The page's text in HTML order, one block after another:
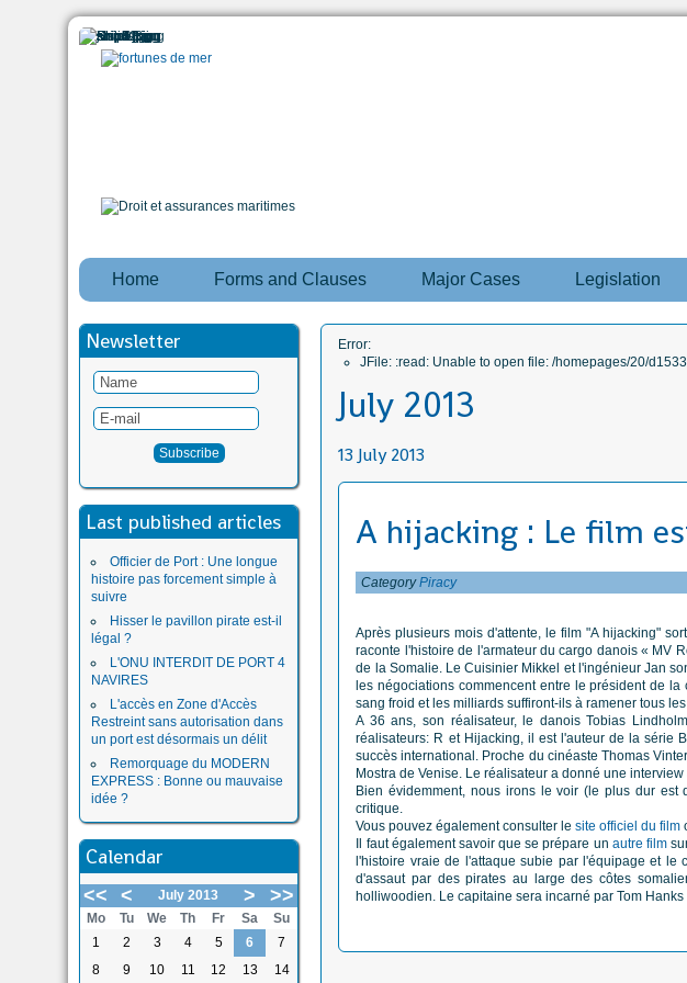
Home Forms and Clauses Major Cases Legislation
Newsletter
Last published articles
Officier de Port : Une longue
histoire pas forcement simple à
suivre
Hisser le pavillon pirate est-il
légal ?
L'ONU INTERDIT DE PORT 4
NAVIRES
L'accès en Zone d'Accès
Restreint sans autorisation dans
un port est désormais un délit
Remorquage du MODERN
EXPRESS : Bonne ou mauvaise
idée ?
Calendar
<< < July 2013 > >>
Mo Tu We Th Fr Sa
Su
1
2 3 4 5 6
7
8
9 10 11 12 13 14
Error:
JFile: :read: Unable to open file: /homepages/20/
July 2013
13 July 2013
A hijacking : Le film
CategoryPiracy
Après plusieurs mois d'attente, le film "A hijacking"
raconte l'histoire de l'armateur du cargo danois « MV
de la Somalie. Le Cuisinier Mikkel et l'ingénieur Jan
les négociations commencent entre le président de
sang froid et les milliards suffiront-ils à ramener tous
A 36 ans, son réalisateur, le danois Tobias
réalisateurs: R et Hijacking, il est l'auteur de la série
succès international. Proche du cinéaste Thomas
Mostra de Venise. Le réalisateur a donné une
Bien évidemment, nous irons le voir (le plus dur
critique.
Vous pouvez également consulter lesite officiel du film
Il faut également savoir que se prépare un autre film
l'histoire vraie de l'attaque subie par l'équipage et
d'assaut par des pirates au large des côtes
holliwoodien. Le capitaine sera incarné par Tom Hanks